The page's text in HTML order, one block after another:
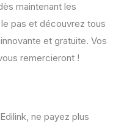
maintenant les
pas et découvrez tous
et gratuite. Vos
remercieront !
ne payez plus